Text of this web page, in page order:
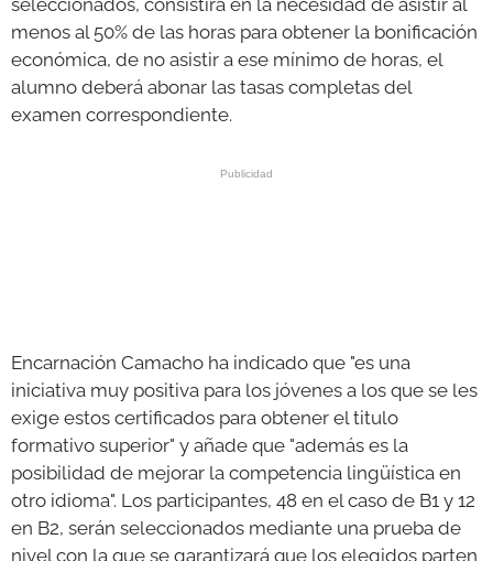
menos al 50% de las horas para obtener la bonificación
económica, de no asistir a ese mínimo de horas, el
alumno deberá abonar las tasas completas del
examen correspondiente.
Encarnación Camacho ha indicado que "es una
iniciativa muy positiva para los jóvenes a los que se les
exige estos certificados para obtener el titulo
formativo superior" y añade que "además es la
posibilidad de mejorar la competencia lingüística en
otro idioma". Los participantes, 48 en el caso de B1 y 12
en B2, serán seleccionados mediante una prueba de
nivel con la que se garantizará que los elegidos parten